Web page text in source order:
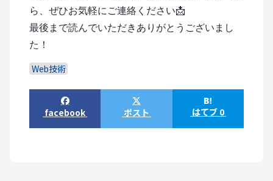
ら、ぜひお気軽にご連絡ください📩
最後まで読んでいただきありがとうございまし
た！
Web技術
facebook ポスト はてブ 0